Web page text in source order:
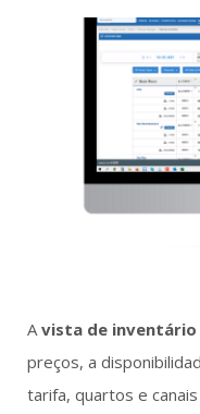
Avista de inventário
preços, a
tarifa, quartos e